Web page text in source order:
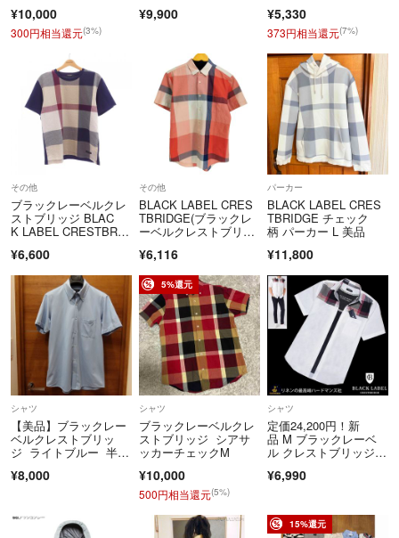
イズ:M マルチカラ
ー メンズ / 241005008
¥10,000
300円相当還元(3%)
¥9,900 ク ワンポイント ロ
ゴ 刺繍 コットン リネ
ン混 三陽商会 ホワイ
ト ブルー 3 D436
¥5,330
373円相当還元(7%)
その他
ブラックレーベルクレ
ストブリッジ BLAC
K LABEL CRESTBRID
¥6,600
その他
BLACK LABEL CRES
TBRIDGE(ブラックレ
ーベルクレストブリッ
¥6,116
パーカー
BLACK LABEL CRES
TBRIDGE チェック
柄 パーカー L 美品
¥11,800
シャツ
【美品】ブラックレー
ベルクレストブリッ
ジ ライトブルー 半袖
¥8,000
5%還元
シャツ
ブラックレーベルクレ
ストブリッジ シアサ
ッカーチェックM
¥10,000
500円相当還元(5%)
シャツ
定価24,200円！新
品 M ブラックレーベ
ル クレストブリッジ×
ネン半袖シャツ
¥6,990
15%還元